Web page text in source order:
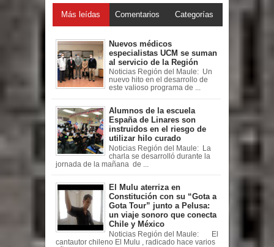
Más leídas Comentarios Categorías
Nuevos médicos
especialistas UCM se suman
al servicio de la Región
Noticias Región del Maule: Un
nuevo hito en el desarrollo de
este valioso programa de ...
Alumnos de la escuela
España de Linares son
instruidos en el riesgo de
utilizar hilo curado
Noticias Región del Maule: La
charla se desarrolló durante la
jornada de la mañana de ...
El Mulu aterriza en
Constitución con su “Gota a
Gota Tour” junto a Pelusa:
un viaje sonoro que conecta
Chile y México
Noticias Región del Maule: El
cantautor chileno El Mulu , radicado hace varios